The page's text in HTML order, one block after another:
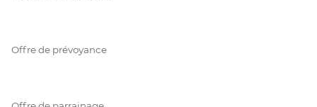
Offre de prévoyance